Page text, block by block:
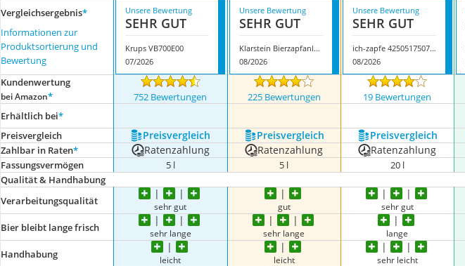
Vergleichsergebnis*
Informationen zur
Produktsortierung und
Bewertung
Unsere Bewertung
SEHR GUT
Krups VB700E00
07/2026
Unsere Bewertung
SEHR GUT
Klarstein Bierzapfanlage
08/2026
Unsere Bewertung
SEHR GUT
ich-zapfe 4250517507790
08/2026
Kundenwertung
bei Amazon* 752 Bewertungen 225 Bewertungen 19 Bewertungen
Erhältlich bei*
Preis­vergleich
Preis­vergleich Preis­vergleich Preis­vergleich
Zahlbar in Raten* Ratenzahlung Ratenzahlung Ratenzahlung
Fassungsvermögen 5 l 5 l 20 l
Qualität & Handhabung
Verarbeitungsqualität
sehr gut gut sehr gut
Bier bleibt lange frisch sehr lange sehr lange lange
Handhabung leicht leicht sehr leicht